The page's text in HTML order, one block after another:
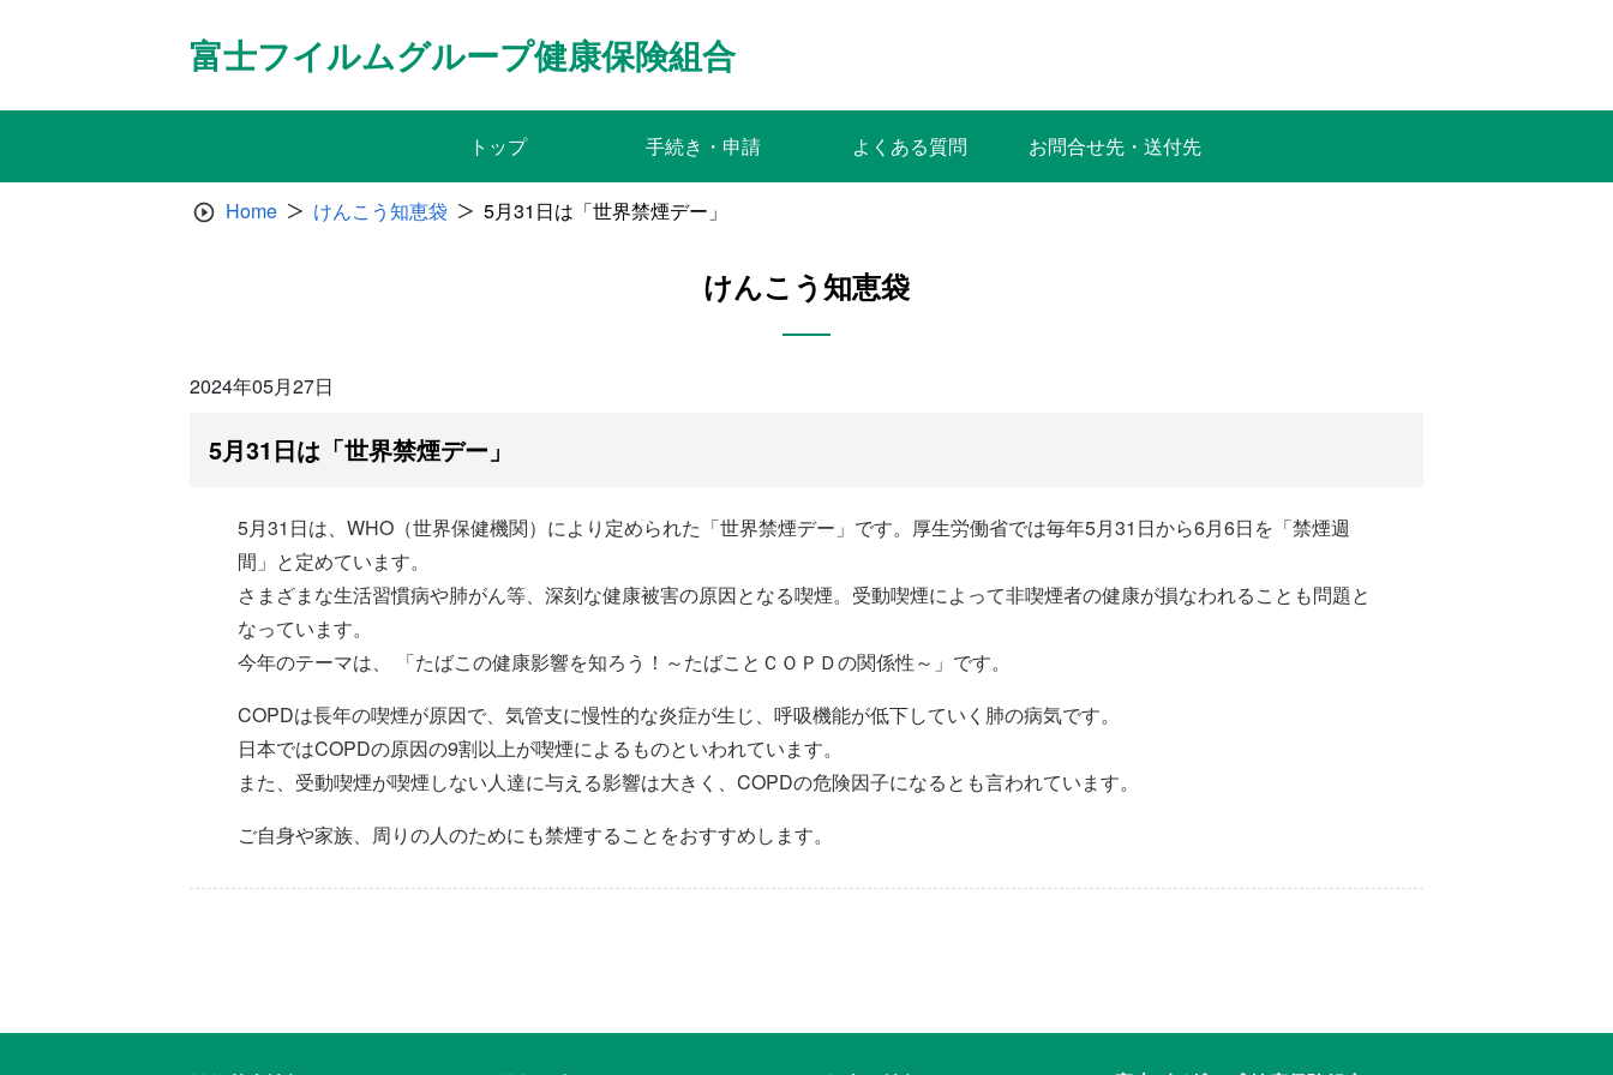
富士フイルムグループ健康保険組合
トップ 手続き・申請 よくある質問 お問合せ先・送付先
Home けんこう知恵袋 5月31日は「世界禁煙デー」
けんこう知恵袋
2024年05月27日
5月31日は「世界禁煙デー」
5月31日は、WHO（世界保健機関）により定められた「世界禁煙デー」です。厚生労働省では毎年5月31日から6月6日を「禁煙週
間」と定めています。
さまざまな生活習慣病や肺がん等、深刻な健康被害の原因となる喫煙。受動喫煙によって非喫煙者の健康が損なわれることも問題と
なっています。
今年のテーマは、 「たばこの健康影響を知ろう！～たばことＣＯＰＤの関係性～」です。
COPDは長年の喫煙が原因で、気管支に慢性的な炎症が生じ、呼吸機能が低下していく肺の病気です。
日本ではCOPDの原因の9割以上が喫煙によるものといわれています。
また、受動喫煙が喫煙しない人達に与える影響は大きく、COPDの危険因子になるとも言われています。
ご自身や家族、周りの人のためにも禁煙することをおすすめします。